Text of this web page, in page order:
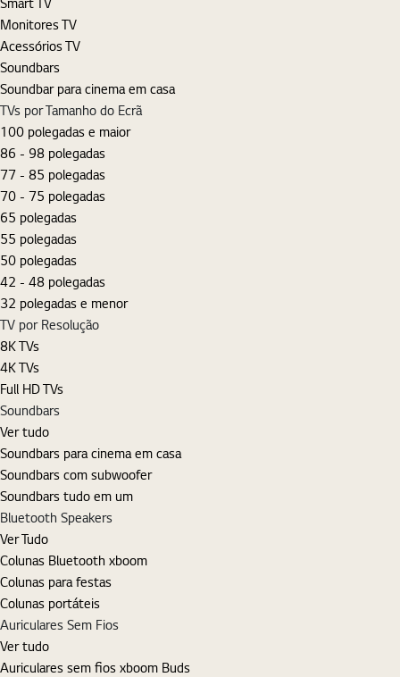
Monitores TV
Acessórios TV
Soundbars
Soundbar para cinema em casa
TVs por Tamanho do Ecrã
100 polegadas e maior
86 - 98 polegadas
77 - 85 polegadas
70 - 75 polegadas
65 polegadas
55 polegadas
50 polegadas
42 - 48 polegadas
32 polegadas e menor
TV por Resolução
8K TVs
4K TVs
Full HD TVs
Soundbars
Ver tudo
Soundbars para cinema em casa
Soundbars com subwoofer
Soundbars tudo em um
Bluetooth Speakers
Ver Tudo
Colunas Bluetooth xboom
Colunas para festas
Colunas portáteis
Auriculares Sem Fios
Ver tudo
Auriculares sem fios xboom Buds